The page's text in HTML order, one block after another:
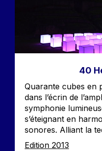
40
Accroche
Quarante cubes en
dans l’écrin de
symphonie
s’éteignant en
sonores. Alliant la
Edition
Edition 2013